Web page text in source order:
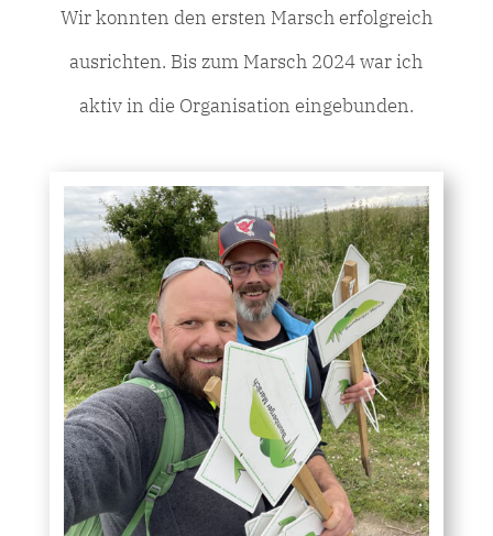
Wir konnten den ersten Marsch erfolgreich
ausrichten. Bis zum Marsch 2024 war ich
aktiv in die Organisation eingebunden.